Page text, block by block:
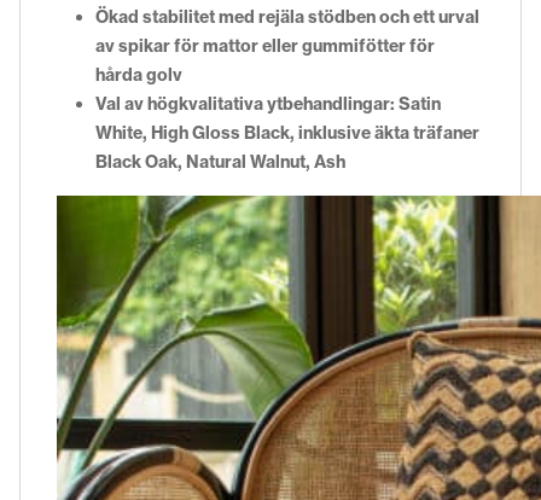
Ökad stabilitet med rejäla stödben och ett urval
av spikar för mattor eller gummifötter för
hårda golv
Val av högkvalitativa ytbehandlingar: Satin
White, High Gloss Black, inklusive äkta träfaner
Black Oak, Natural Walnut, Ash